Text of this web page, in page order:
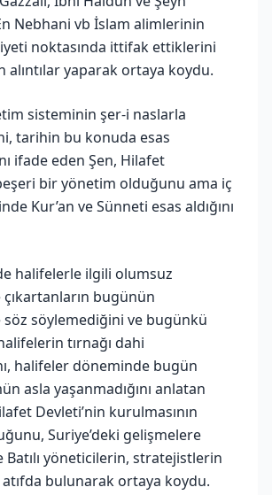
Nebhani vb İslam alimlerinin
noktasında ittifak ettiklerini
alıntılar yaparak ortaya koydu.
sisteminin şer-i naslarla
tarihin bu konuda esas
ifade eden Şen, Hilafet
bir yönetim olduğunu ama iç
Kur’an ve Sünneti esas aldığını
halifelerle ilgili olumsuz
bugünün
söylemediğini ve bugünkü
tırnağı dahi
halifeler döneminde bugün
asla yaşanmadığını anlatan
Devleti’nin kurulmasının
Suriye’deki gelişmelere
Batılı yöneticilerin, stratejistlerin
bulunarak ortaya koydu.